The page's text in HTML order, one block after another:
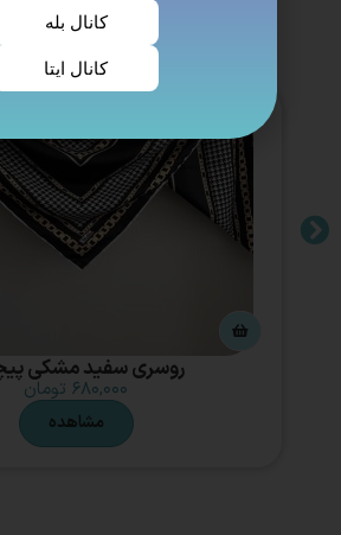
روسری سفید مشکی
۶۸۰,۰۰۰ تومان
مشاهده
کانال بله
کانال ایتا